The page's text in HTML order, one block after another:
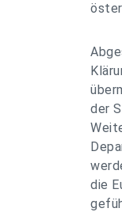
der
die